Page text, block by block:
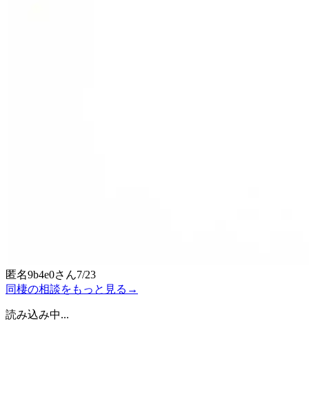
匿名9b4e0さん7/23
同棲の相談をもっと見る →
読み込み中...